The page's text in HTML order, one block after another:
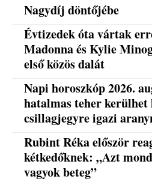
Nagydíj döntőjébe
Évtizedek óta vártak
Madonna és Kylie
első közös dalát
Napi horoszkóp 2026.
hatalmas teher kerülhet
csillagjegyre igazi
Rubint Réka először
kétkedőknek: „Azt
vagyok beteg”